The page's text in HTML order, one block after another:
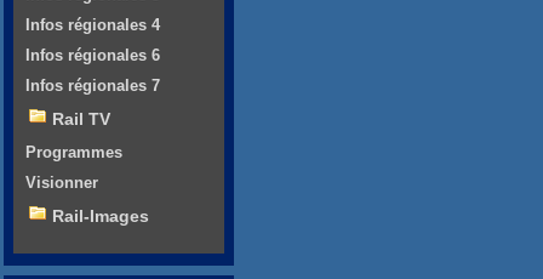
Infos régionales 4
Infos régionales 6
Infos régionales 7
Rail TV
Programmes
Visionner
Rail-Images